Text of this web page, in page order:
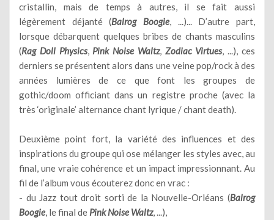
cristallin, mais de temps à autres, il se fait aussi
légèrement déjanté (Balrog Boogie, ...)... D’autre part,
lorsque débarquent quelques bribes de chants masculins
(Rag Doll Physics, Pink Noise Waltz, Zodiac Virtues, ...), ces
derniers se présentent alors dans une veine pop/rock à des
années lumières de ce que font les groupes de
gothic/doom officiant dans un registre proche (avec la
très ‘originale’ alternance chant lyrique / chant death).
Deuxième point fort, la variété des influences et des
inspirations du groupe qui ose mélanger les styles avec, au
final, une vraie cohérence et un impact impressionnant. Au
fil de l’album vous écouterez donc en vrac :
- du Jazz tout droit sorti de la Nouvelle-Orléans (Balrog
Boogie, le final de Pink Noise Waltz, ...),